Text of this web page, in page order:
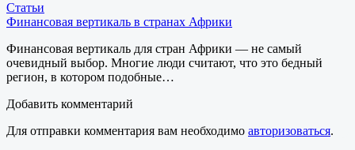
Статьи
Финансовая вертикаль в странах Африки
Финансовая вертикаль для стран Африки — не самый
очевидный выбор. Многие люди считают, что это бедный
регион, в котором подобные…
Добавить комментарий
Для отправки комментария вам необходимо авторизоваться.